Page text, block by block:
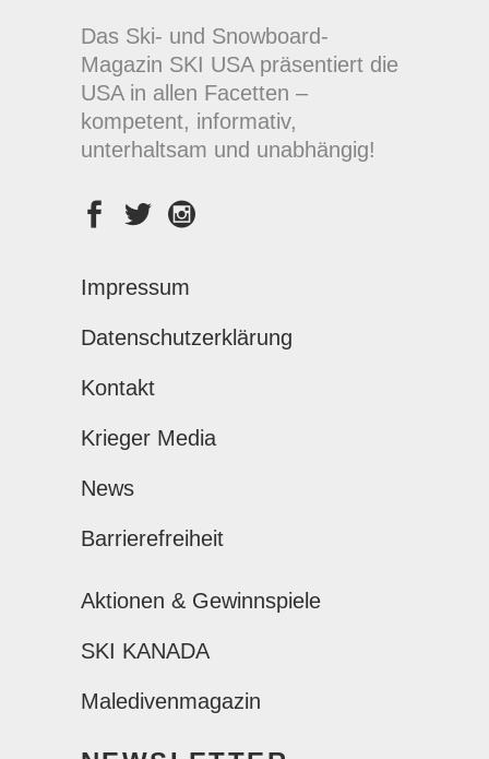
Das Ski- und Snowboard-
Magazin SKI USA präsentiert die
USA in allen Facetten –
kompetent, informativ,
unterhaltsam und unabhängig!
Impressum
Datenschutzerklärung
Kontakt
Krieger Media
News
Barrierefreiheit
Aktionen & Gewinnspiele
SKI KANADA
Maledivenmagazin